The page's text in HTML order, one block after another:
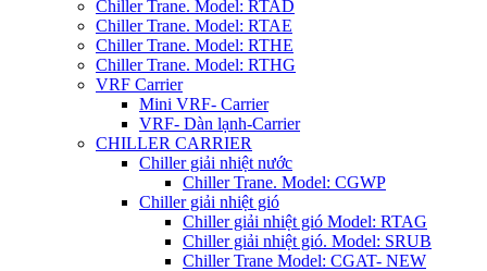
Chiller Trane. Model: RTAD
Chiller Trane. Model: RTAE
Chiller Trane. Model: RTHE
Chiller Trane. Model: RTHG
VRF Carrier
Mini VRF- Carrier
VRF- Dàn lạnh-Carrier
CHILLER CARRIER
Chiller giải nhiệt nước
Chiller Trane. Model: CGWP
Chiller giải nhiệt gió
Chiller giải nhiệt gió Model: RTAG
Chiller giải nhiệt gió. Model: SRUB
Chiller Trane Model: CGAT- NEW